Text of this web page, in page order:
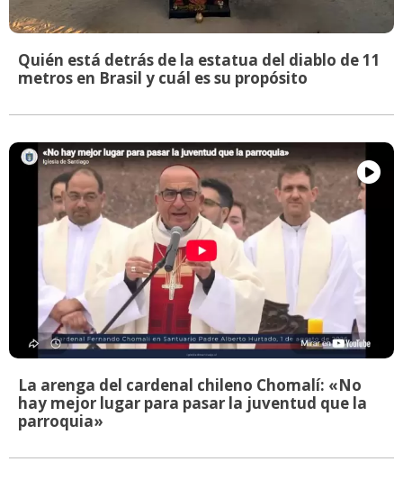
Quién está detrás de la estatua del diablo de 11
metros en Brasil y cuál es su propósito
La arenga del cardenal chileno Chomalí: «No
hay mejor lugar para pasar la juventud que la
parroquia»